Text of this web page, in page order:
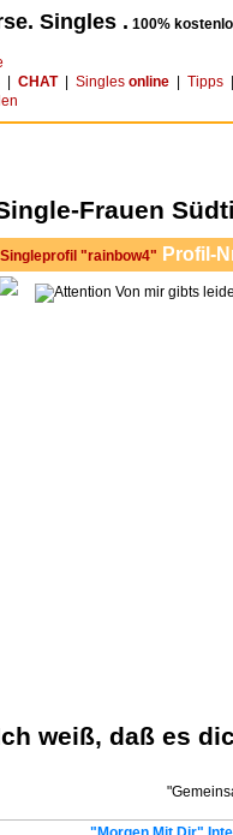
Singles . 100%
CHAT| Singles online Tipps
Frauen
Singleprofil "rainbow4" Profil-
Von mir gibts
weiß, daß es